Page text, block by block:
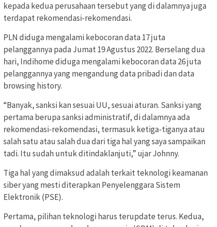
kepada kedua perusahaan tersebut yang di dalamnya juga
terdapat rekomendasi-rekomendasi.
PLN diduga mengalami kebocoran data 17 juta
pelanggannya pada Jumat 19 Agustus 2022. Berselang dua
hari, Indihome diduga mengalami kebocoran data 26 juta
pelanggannya yang mengandung data pribadi dan data
browsing history.
“Banyak, sanksi kan sesuai UU, sesuai aturan. Sanksi yang
pertama berupa sanksi administratif, di dalamnya ada
rekomendasi-rekomendasi, termasuk ketiga-tiganya atau
salah satu atau salah dua dari tiga hal yang saya sampaikan
tadi. Itu sudah untuk ditindaklanjuti,” ujar Johnny.
Tiga hal yang dimaksud adalah terkait teknologi keamanan
siber yang mesti diterapkan Penyelenggara Sistem
Elektronik (PSE).
Pertama, pilihan teknologi harus terupdate terus. Kedua,